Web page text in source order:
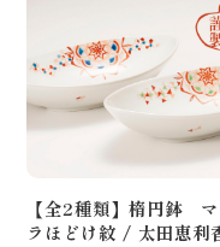
【全2種類】楕円鉢
ラほどけ紋 / 太田恵利